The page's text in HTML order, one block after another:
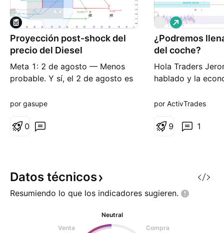
Proyección post-shock del
precio del Diesel
Meta 1: 2 de agosto — Menos
probable. Y sí, el 2 de agosto es
regalo que me podría dar el
que la probabilidad es baja — el
la 4T (cambiaron la estrategia
por gasupe
0
¿Podremos
del coche?
Hola Traders
hablado y la
mercado laboral
Esto podría
mencionando.
L
a
r
o
por ActivTrades
1
9
Datos técnicos
Resumiendo lo que los indicadores sugieren.
Neutral
Venta
Compra